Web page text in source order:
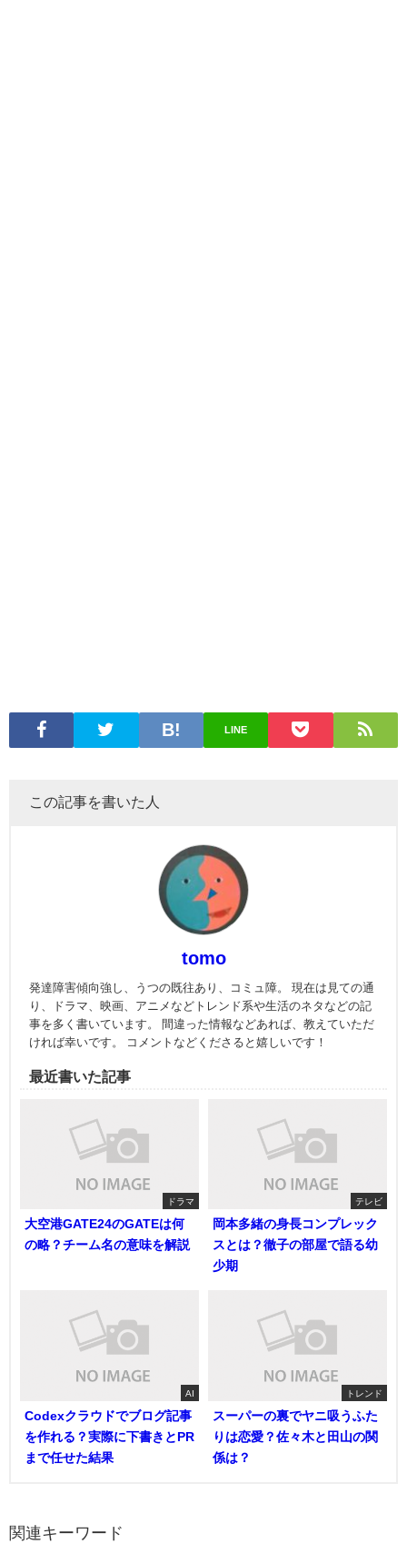
LINE
この記事を書いた人
tomo
発達障害傾向強し、うつの既往あり、コミュ障。 現在は見ての通
り、ドラマ、映画、アニメなどトレンド系や生活のネタなどの記
事を多く書いています。 間違った情報などあれば、教えていただ
ければ幸いです。 コメントなどくださると嬉しいです！
最近書いた記事
ドラマ
大空港GATE24のGATEは何
の略？チーム名の意味を解説
テレビ
岡本多緒の身長コンプレック
スとは？徹子の部屋で語る幼
少期
AI
Codexクラウドでブログ記事
を作れる？実際に下書きとPR
まで任せた結果
トレンド
スーパーの裏でヤニ吸うふた
りは恋愛？佐々木と田山の関
係は？
関連キーワード